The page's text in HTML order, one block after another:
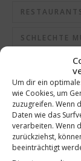
Um dir ein
wie Cookies, um
zuzugreifen. Wenn
Daten wie das
verarbeiten. Wenn
zurückziehst,
beeinträchtigt
SCHLECHTE
STÄDTEREISE
STÄDTETRIP